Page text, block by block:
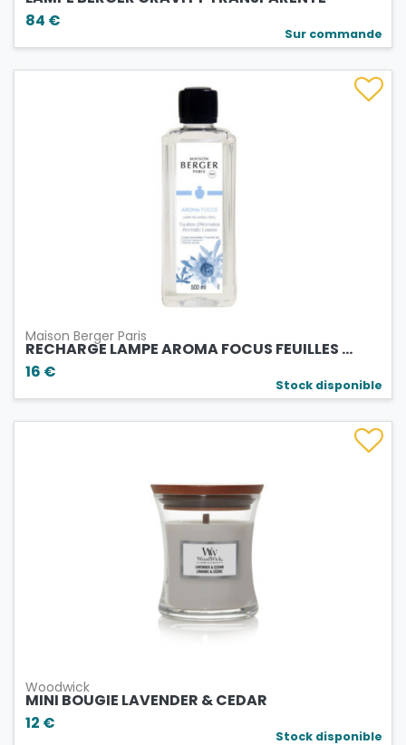
84 €
Sur commande
Maison Berger Paris
RECHARGE LAMPE AROMA FOCUS FEUILLES ...
16 €
Stock disponible
Woodwick
MINI BOUGIE LAVENDER & CEDAR
12 €
Stock disponible